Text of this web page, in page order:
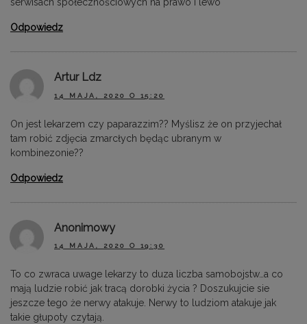
serwisach społecznościowych na prawo i lewo
Odpowiedz
Artur Ldz
14 MAJA, 2020 O 15:20
On jest lekarzem czy paparazzim?? Myślisz że on przyjechał
tam robić zdjęcia zmarcłych będąc ubranym w
kombinezonie??
Odpowiedz
Anonimowy
14 MAJA, 2020 O 19:30
To co zwraca uwage lekarzy to duza liczba samobojstw…a co
mają ludzie robić jak tracą dorobki życia ? Doszukujcie sie
jeszcze tego że nerwy atakuje. Nerwy to ludziom atakuje jak
takie głupoty czytają.